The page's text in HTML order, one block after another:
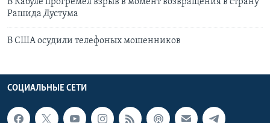
В Кабуле прогремел взрыв в момент возвращения в страну
Рашида Дустума
В США осудили телефоных мошенников
СОЦИАЛЬНЫЕ СЕТИ